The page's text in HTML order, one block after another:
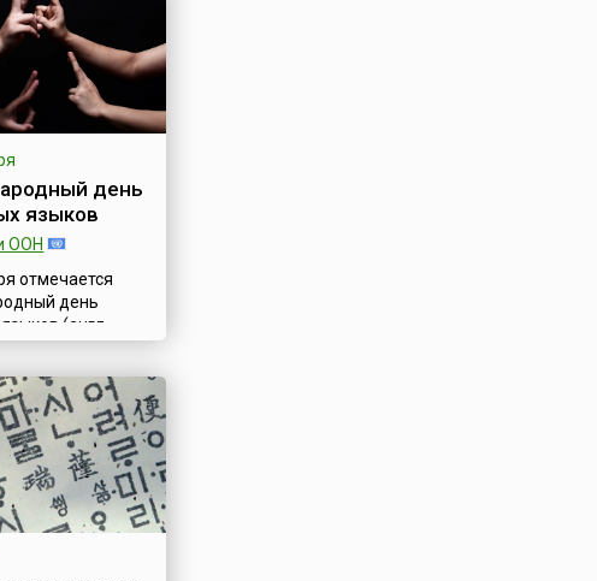
день
языков
ООН
отмечается
день
(англ.
на их
жизни многих
глухих и
людей. К
дата
поддержать и